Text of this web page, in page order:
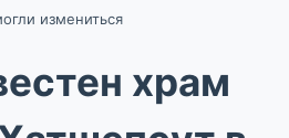
измениться
храм